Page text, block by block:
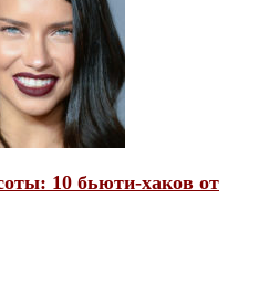
10 бьюти-хаков от